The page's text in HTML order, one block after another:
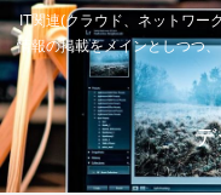
IT関連(クラウド、ネットワー
情報の掲載をメインとしつつ
デ